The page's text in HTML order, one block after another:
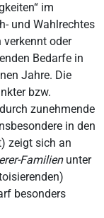
im
und Wahlrechtes
oder
Bedarfe in
Jahre. Die
bzw.
zunehmende
in den
zeigt sich an
Familienunter
besonders